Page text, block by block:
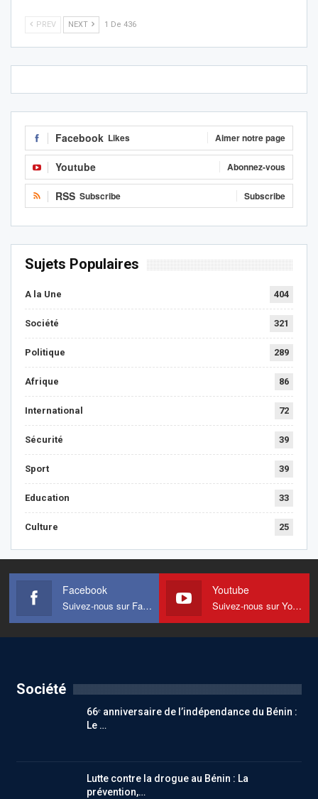
PREV NEXT 1 De 436
Facebook Likes Aimer notre page
Youtube Abonnez-vous
RSS Subscribe Subscribe
Sujets Populaires
A la Une 404
Société 321
Politique 289
Afrique 86
International 72
Sécurité 39
Sport 39
Education 33
Culture 25
Facebook
Suivez-nous sur Facebook
Youtube
Suivez-nous sur Youtube
Société
66ᵉ anniversaire de l’indépendance du Bénin :
Le …
Lutte contre la drogue au Bénin : La
prévention,…